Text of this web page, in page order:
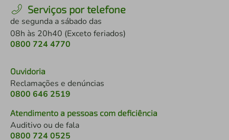
Serviços por telefone
de segunda a sábado das
08h às 20h40 (Exceto feriados)
0800 724 4770
Ouvidoria
Reclamações e denúncias
0800 646 2519
Atendimento a pessoas com deficiência
Auditivo ou de fala
0800 724 0525